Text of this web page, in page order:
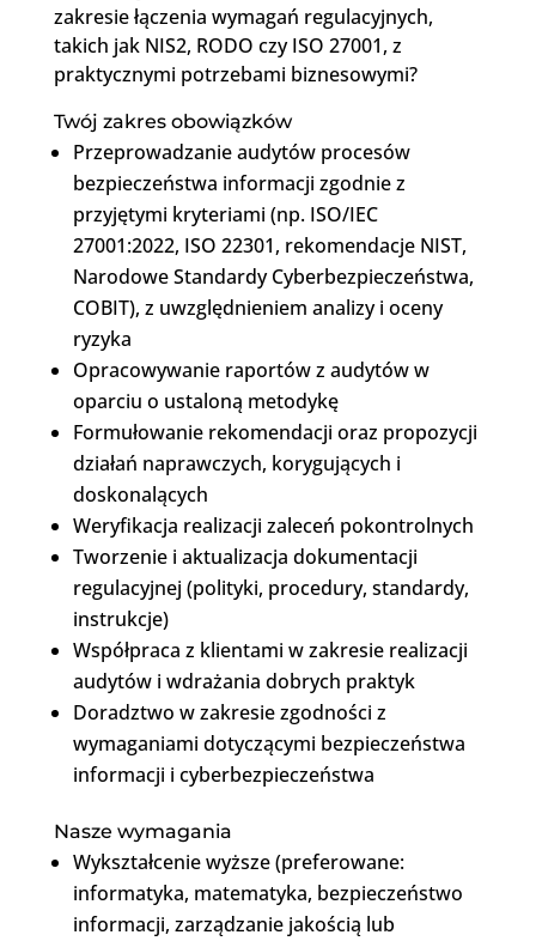
zakresie łączenia wymagań regulacyjnych,
takich jak NIS2, RODO czy ISO 27001, z
praktycznymi potrzebami biznesowymi?
Twój zakres obowiązków
Przeprowadzanie audytów procesów
bezpieczeństwa informacji zgodnie z
przyjętymi kryteriami (np. ISO/IEC
27001:2022, ISO 22301, rekomendacje NIST,
Narodowe Standardy Cyberbezpieczeństwa,
COBIT), z uwzględnieniem analizy i oceny
ryzyka
Opracowywanie raportów z audytów w
oparciu o ustaloną metodykę
Formułowanie rekomendacji oraz propozycji
działań naprawczych, korygujących i
doskonalących
Weryfikacja realizacji zaleceń pokontrolnych
Tworzenie i aktualizacja dokumentacji
regulacyjnej (polityki, procedury, standardy,
instrukcje)
Współpraca z klientami w zakresie realizacji
audytów i wdrażania dobrych praktyk
Doradztwo w zakresie zgodności z
wymaganiami dotyczącymi bezpieczeństwa
informacji i cyberbezpieczeństwa
Nasze wymagania
Wykształcenie wyższe (preferowane:
informatyka, matematyka, bezpieczeństwo
informacji, zarządzanie jakością lub